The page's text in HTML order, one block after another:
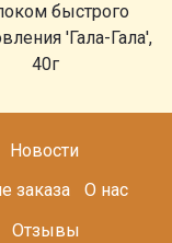
быстрого
'Гала-Гала',
40г
Новости
заказа
О нас
Отзывы